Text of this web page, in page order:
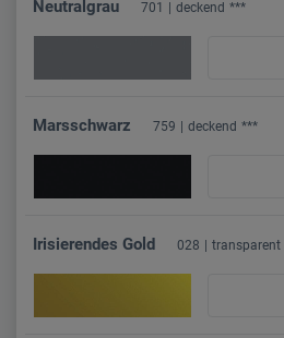
Neutralgrau 701 deckend ***
Marsschwarz 759 deckend ***
Irisierendes Gold 028 transparent